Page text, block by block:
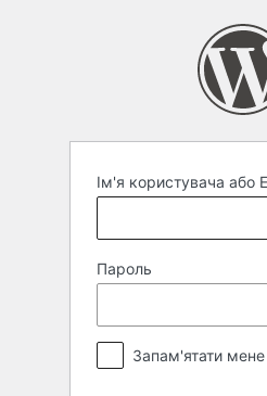
Ім'я користувача або
Пароль
Запам'ятати мене